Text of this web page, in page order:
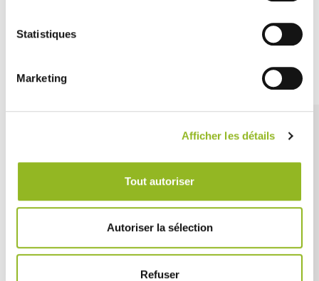
Statistiques
Marketing
Afficher les détails
Tout autoriser
Autoriser la sélection
Refuser
SCOPRI DI PIÙ
Découvrez aussi